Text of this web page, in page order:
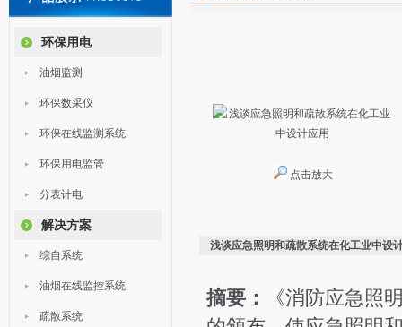
环保用电
油烟监测
环保数采仪
环保在线监测系统
环保用电监管
分表计电
解决方案
综自系统
油烟在线监控系统
疏散系统
点击放大
浅谈应急照明和疏散系统在化工业中设
摘要：
《消防应急照